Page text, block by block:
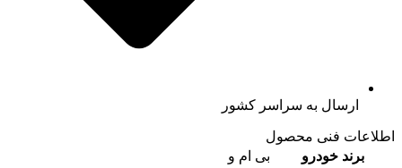
ارسال به سراسر کشور
اطلاعات فنی محصول
برند خودرو
بی ام و